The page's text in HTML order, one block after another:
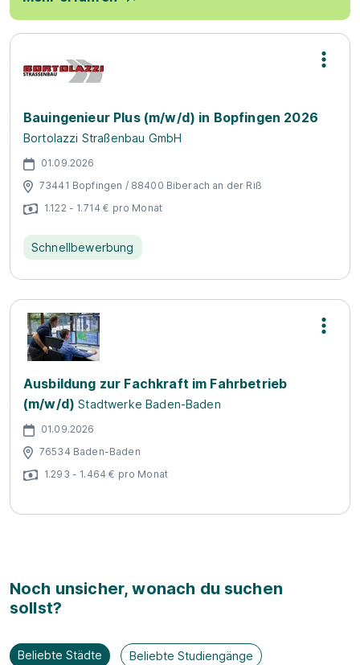
Bauingenieur Plus (m/w/d) in Bopfingen 2026
Bortolazzi Straßenbau GmbH
01.09.2026
73441 Bopfingen / 88400 Biberach an der Riß
1.122 - 1.714 € pro Monat
Schnellbewerbung
Ausbildung zur Fachkraft im Fahrbetrieb
(m/w/d) Stadtwerke Baden-Baden
01.09.2026
76534 Baden-Baden
1.293 - 1.464 € pro Monat
Noch unsicher, wonach du suchen
sollst?
Beliebte Städte Beliebte Studiengänge